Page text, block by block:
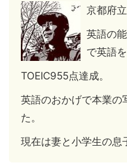
京都府
英語の
で英語
TOEIC955点達成。
英語のおかげで本業の
た。
現在は妻と小学生の息